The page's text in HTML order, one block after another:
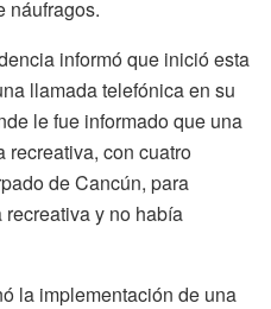
náufragos.
informó que inició esta
llamada telefónica en su
le fue informado que una
recreativa, con cuatro
de Cancún, para
y no había
la implementación de una